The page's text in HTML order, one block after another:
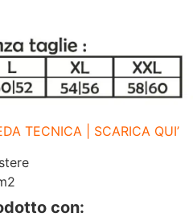
TECNICA | SCARICA QUI’
con: